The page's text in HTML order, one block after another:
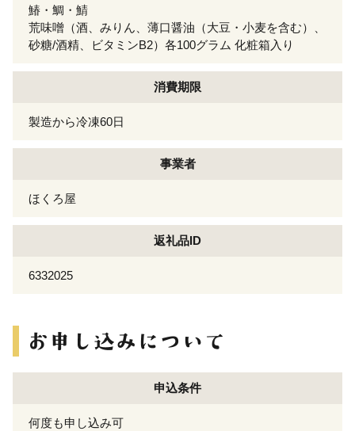
鰆・鯛・鯖
荒味噌（酒、みりん、薄口醤油（大豆・小麦を含む）、
砂糖/酒精、ビタミンB2）各100グラム 化粧箱入り
消費期限
製造から冷凍60日
事業者
ほくろ屋
返礼品ID
6332025
申込条件
何度も申し込み可